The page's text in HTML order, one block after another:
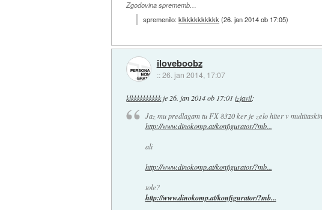
Zgodovina sprememb…
spremenilo:klkkkkkkkkkk (26. jan 2014 ob 17:05)
iloveboobz
::26. jan 2014, 17:07
klkkkkkkkkkkje 26. jan 2014 ob 17:01 izjavil:
Jaz mu predlagam tu FX 8320 ker je zelo hiter v
http://www.dinokomp.at/konfigurator/?mb...
ali
http://www.dinokomp.at/konfigurator/?mb...
tole?
http://www.dinokomp.at/konfigurator/?mb...